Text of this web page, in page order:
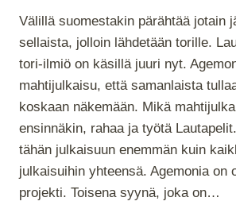
Välillä suomestakin pärähtää jotain
sellaista, jolloin lähdetään torille.
tori-ilmiö on käsillä juuri nyt.
mahtijulkaisu, että samanlaista
koskaan näkemään. Mikä
ensinnäkin, rahaa ja työtä
tähän julkaisuun enemmän kuin
julkaisuihin yhteensä. Agemonia on
projekti. Toisena syynä, joka on…